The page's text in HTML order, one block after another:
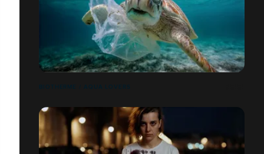
BIOTHERME / AQUA LOVERS